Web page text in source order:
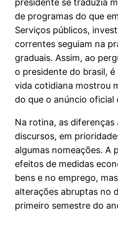
de programas do que
Serviços públicos,
correntes seguiam na
graduais. Assim, ao
o presidente do brasil,
vida cotidiana mostrou
do que o anúncio oficial
Na rotina, as diferenças
discursos, em
algumas nomeações. A
efeitos de medidas
bens e no emprego,
alterações abruptas no
primeiro semestre do